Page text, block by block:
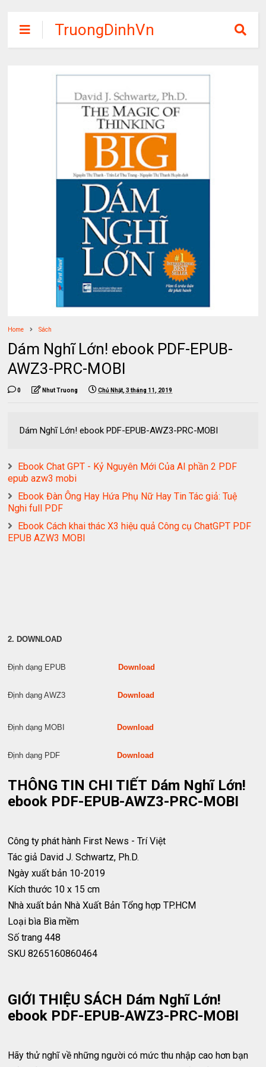
TruongDinhVn
Chia sẽ ebook,
tập miễn phí
Home Sách
Dám Nghĩ Lớn! ebook PDF-EPUB-
AWZ3-PRC-MOBI
0 Nhut Truong Chủ Nhật, 3 tháng 11, 2019
Dám Nghĩ Lớn! ebook PDF-EPUB-AWZ3-PRC-MOBI
Ebook Chat GPT - Kỷ Nguyên Mới Của AI phần 2 PDF
epub azw3 mobi
Ebook Đàn Ông Hay Hứa Phụ Nữ Hay Tin Tác giả: Tuệ
Nghi full PDF
Ebook Cách khai thác X3 hiệu quả Công cụ ChatGPT PDF
EPUB AZW3 MOBI
2. DOWNLOAD
Định dạng EPUB Download
Định dạng AWZ3 Download
Định dạng MOBI Download
Định dạng PDF Download
THÔNG TIN CHI TIẾT Dám Nghĩ Lớn!
ebook PDF-EPUB-AWZ3-PRC-MOBI
Công ty phát hành First News - Trí Việt
Tác giả David J. Schwartz, Ph.D.
Ngày xuất bản 10-2019
Kích thước 10 x 15 cm
Nhà xuất bản Nhà Xuất Bản Tổng hợp TP.HCM
Loại bìa Bìa mềm
Số trang 448
SKU 8265160860464
GIỚI THIỆU SÁCH Dám Nghĩ Lớn!
ebook PDF-EPUB-AWZ3-PRC-MOBI
Hãy thử nghĩ về những người có mức thu nhập cao hơn bạn